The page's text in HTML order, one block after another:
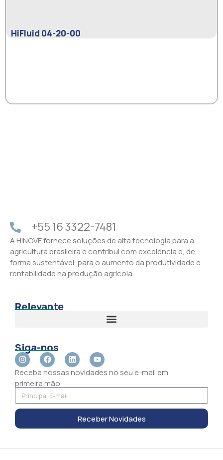
HiFluid 04-20-00
+55 16 3322-7481
A HINOVE fornece soluções de alta tecnologia para a
agricultura brasileira e contribui com excelência e, de
forma sustentável, para o aumento da produtividade e
rentabilidade na produção agrícola.
Relevante
Siga-nos
Receba nossas novidades no seu e-mail em
primeira mão.
Receber Novidades